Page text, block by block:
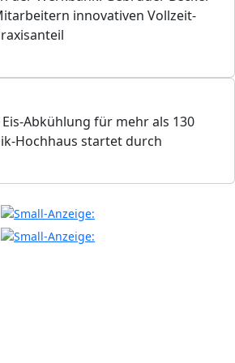
innovativen Vollzeit-
Abkühlung für mehr als 130
Hochhaus startet durch